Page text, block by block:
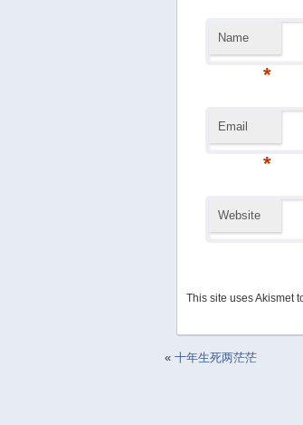
Name
*
Email
*
Website
This site uses Akismet
« 十年生死两茫茫